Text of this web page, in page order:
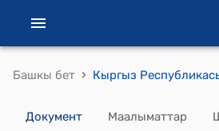
Башкы бет ›
Документ Маалыматтар